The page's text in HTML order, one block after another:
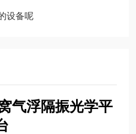
设备呢
气浮隔振光学平